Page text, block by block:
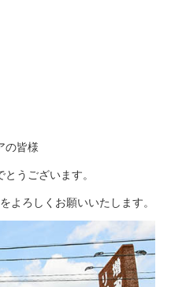
の皆様
うございます。
よろしくお願いいたします。